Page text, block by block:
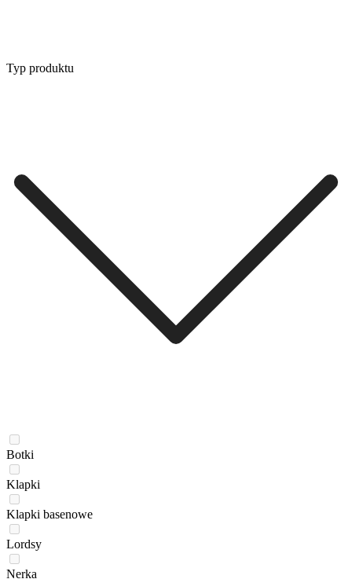
Typ produktu
Botki
Klapki
Klapki basenowe
Lordsy
Nerka